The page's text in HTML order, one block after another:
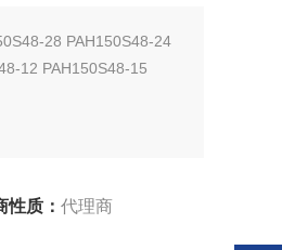
28 PAH150S48-24
12 PAH150S48-15
性质：代理商